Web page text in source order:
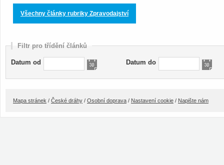
Všechny články rubriky Zpravodajství
Filtr pro třídění článků
Datum od Datum do
Mapa stránek / České dráhy / Osobní doprava / Nastavení cookie / Napište nám